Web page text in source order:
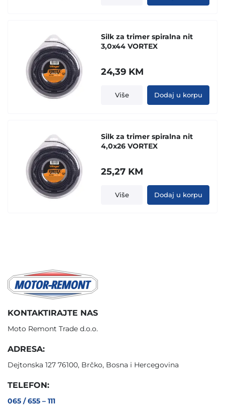
Silk za trimer spiralna nit
3,0x44 VORTEX
24,39 KM
Više Dodaj u korpu
Silk za trimer spiralna nit
4,0x26 VORTEX
25,27 KM
Više Dodaj u korpu
KONTAKTIRAJTE NAS
Moto Remont Trade d.o.o.
ADRESA:
Dejtonska 127 76100, Brčko, Bosna i Hercegovina
TELEFON:
065 / 655 – 111